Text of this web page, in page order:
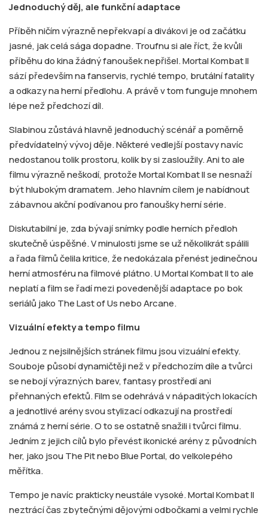
Jednoduchý děj, ale funkční adaptace
Příběh ničím výrazně nepřekvapí a divákovi je od začátku
jasné, jak celá sága dopadne. Troufnu si ale říct, že kvůli
příběhu do kina žádný fanoušek nepřišel. Mortal Kombat II
sází především na fanservis, rychlé tempo, brutální fatality
a odkazy na herní předlohu. A právě v tom funguje mnohem
lépe než předchozí díl.
Slabinou zůstává hlavně jednoduchý scénář a poměrně
předvídatelný vývoj děje. Některé vedlejší postavy navíc
nedostanou tolik prostoru, kolik by si zasloužily. Ani to ale
filmu výrazně neškodí, protože Mortal Kombat II se nesnaží
být hlubokým dramatem. Jeho hlavním cílem je nabídnout
zábavnou akční podívanou pro fanoušky herní série.
Diskutabilní je, zda bývají snímky podle herních předloh
skutečně úspěšné. V minulosti jsme se už několikrát spálili
a řada filmů čelila kritice, že nedokázala přenést jedinečnou
herní atmosféru na filmové plátno. U Mortal Kombat II to ale
neplatí a film se řadí mezi povedenější adaptace po bok
seriálů jako The Last of Us nebo Arcane.
Vizuální efekty a tempo filmu
Jednou z nejsilnějších stránek filmu jsou vizuální efekty.
Souboje působí dynamičtěji než v předchozím díle a tvůrci
se nebojí výrazných barev, fantasy prostředí ani
přehnaných efektů. Film se odehrává v nápaditých lokacích
a jednotlivé arény svou stylizací odkazují na prostředí
známá z herní série. O to se ostatně snažili i tvůrci filmu.
Jedním z jejich cílů bylo převést ikonické arény z původních
her, jako jsou The Pit nebo Blue Portal, do velkolepého
měřítka.
Tempo je navíc prakticky neustále vysoké. Mortal Kombat II
neztrácí čas zbytečnými dějovými odbočkami a velmi rychle